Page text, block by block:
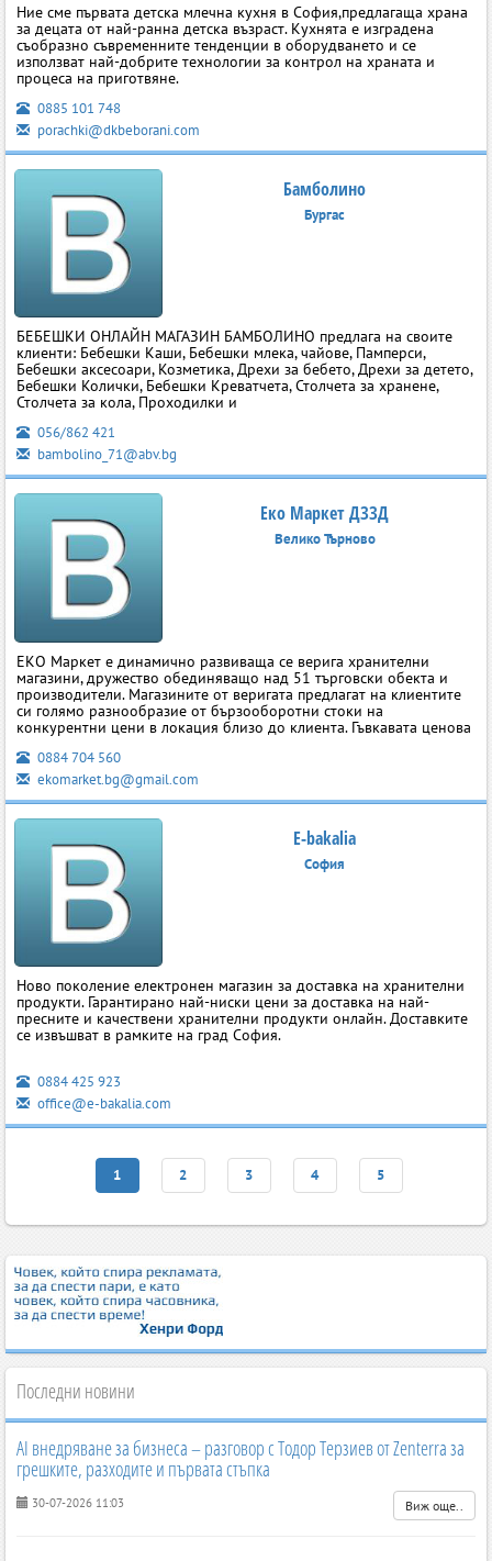
Ние сме първата детска млечна кухня в София,предлагаща храна
за децата от най-ранна детска възраст. Кухнята е изградена
съобразно съвременните тенденции в оборудването и се
използват най-добрите технологии за контрол на храната и
процеса на приготвяне.
0885 101 748
porachki@dkbeborani.com
Бамболино
Бургас
БЕБЕШКИ ОНЛАЙН МАГАЗИН БАМБОЛИНО предлага на своите
клиенти: Бебешки Каши, Бебешки млека, чайове, Памперси,
Бебешки аксесоари, Козметика, Дрехи за бебето, Дрехи за детето,
Бебешки Колички, Бебешки Креватчета, Столчета за хранене,
Столчета за кола, Проходилки и
056/862 421
bambolino_71@abv.bg
Еко Маркет ДЗЗД
Велико Търново
ЕКО Маркет е динамично развиваща се верига хранителни
магазини, дружество обединяващо над 51 търговски обекта и
производители. Магазините от веригата предлагат на клиентите
си голямо разнообразие от бързооборотни стоки на
конкурентни цени в локация близо до клиента. Гъвкавата ценова
0884 704 560
ekomarket.bg@gmail.com
E-bakalia
София
Ново поколение електронен магазин за доставка на хранителни
продукти. Гарантирано най-ниски цени за доставка на най-
пресните и качествени хранителни продукти онлайн. Доставките
се извъшват в рамките на град София.
0884 425 923
office@e-bakalia.com
1 2 3 4 5
Последни новини
AI внедряване за бизнеса – разговор с Тодор Терзиев от Zenterra за
грешките, разходите и първата стъпка
30-07-2026 11:03 Виж още..